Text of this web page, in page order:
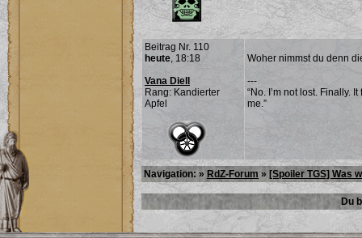
Beitrag Nr. 110
heute, 18:18
Vana Diell
Rang: Kandierter
Apfel
Woher nimmst du denn
---
“No. I’m not lost. Finally.
me.”
Navigation: » RdZ-Forum » [Spoiler TGS] Was
Du